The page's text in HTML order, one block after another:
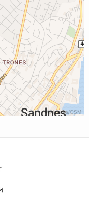
Wikimedia/OSM